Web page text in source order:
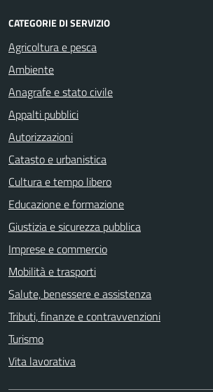
CATEGORIE DI SERVIZIO
Agricoltura e pesca
Ambiente
Anagrafe e stato civile
Appalti pubblici
Autorizzazioni
Catasto e urbanistica
Cultura e tempo libero
Educazione e formazione
Giustizia e sicurezza pubblica
Imprese e commercio
Mobilità e trasporti
Salute, benessere e assistenza
Tributi, finanze e contravvenzioni
Turismo
Vita lavorativa